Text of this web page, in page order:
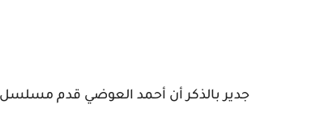
جدير بالذكر أن أحمد العوضي قدم